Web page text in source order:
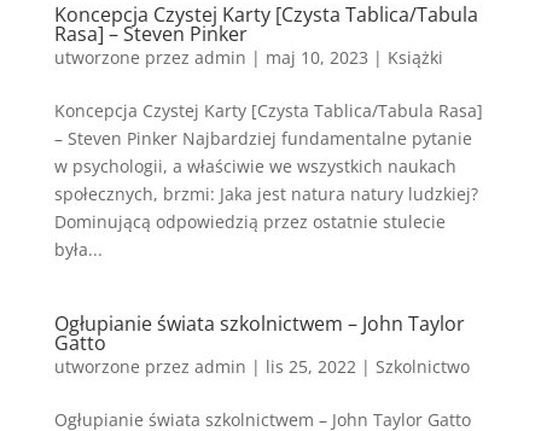
Koncepcja Czystej Karty [Czysta Tablica/Tabula
Rasa] – Steven Pinker
utworzone przez admin | maj 10, 2023 | Książki
Koncepcja Czystej Karty [Czysta Tablica/Tabula Rasa]
– Steven Pinker Najbardziej fundamentalne pytanie
w psychologii, a właściwie we wszystkich naukach
społecznych, brzmi: Jaka jest natura natury ludzkiej?
Dominującą odpowiedzią przez ostatnie stulecie
była...
Ogłupianie świata szkolnictwem – John Taylor
Gatto
utworzone przez admin | lis 25, 2022| Szkolnictwo
Ogłupianie świata szkolnictwem – John Taylor Gatto